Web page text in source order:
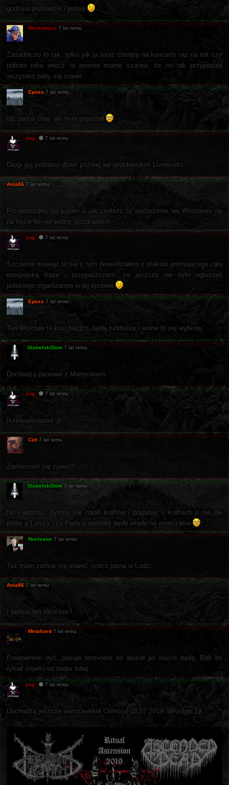
godzina piętnaście i jesteś
Wędrowycz 7 lat temu
Zasadniczo to tak, tylko jak ja teraz chodzę na koncerty raz na rok czy
półtora roku wręcz to pewnie marne szanse, że mi tak przypasuje
wszystko żeby się stawić.
Epoxx 7 lat temu
Idź pan w chuj, ale bym pojechał
yog 7 lat temu
Drugi gig podobno dzień później we wrocławskim Liverpoolu.
Ania86 7 lat temu
Przepraszam, że pytam a jak znaleźć to wydarzenie we Wrocławiu np
na fejsie bo nie widzę, pozdrawiam.
yog 7 lat temu
Szczerze mówiąc to się o tym dowiedziałem z plakatu promującego całą
europejską trasę i przypuszczam, że jeszcze nie było ogłoszeń
polskiego organizatora w tej sprawie
Epoxx 7 lat temu
Ten Wrocław to kusi bardzo, będą fundusze i wolne to się wybiorę.
DiabelskiDom 7 lat temu
Dochodzą panowie z Martyrdoom.
yog 7 lat temu
nuuuuuuudaaaa ;p
Czit 7 lat temu
Zamierzam się zjawić!!
DiabelskiDom 7 lat temu
No i widzisz, byśmy się napili kraftów i pogadali o kraftach a nie jak
plebs o Łomży czy Perle a niestety będę wtedy na wywczasie
Nucleator 7 lat temu
Też mam zamiar się stawić -rzecz jasna w Łodzi.
Ania86 7 lat temu
I będzie ten Wrocław?
Metalized 7 lat temu
Powinienem być, pasuje terminem bo akurat po nocce będę. Bdb bo
rytuał impetu os nader lubię
yog 7 lat temu
Dochodzą jeszcze warszawskie Chmury! 18.07.2019. Wrocław 19.